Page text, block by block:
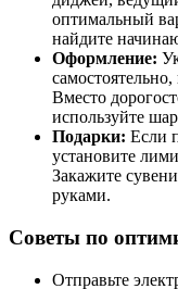
оптимальный
найдите
Оформление:
Вместо
используйте
Подарки: Если
установите
Закажите
руками.
Советы по
Отправьте